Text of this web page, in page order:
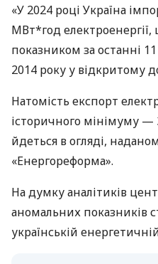
«У 2024 році Україна
МВт*год
показником за останні
2014 року у відкритому
Натомість експорт
історичного мінімуму
йдеться в огляді,
«Енергореформа».
На думку аналітиків
аномальних показників
українській